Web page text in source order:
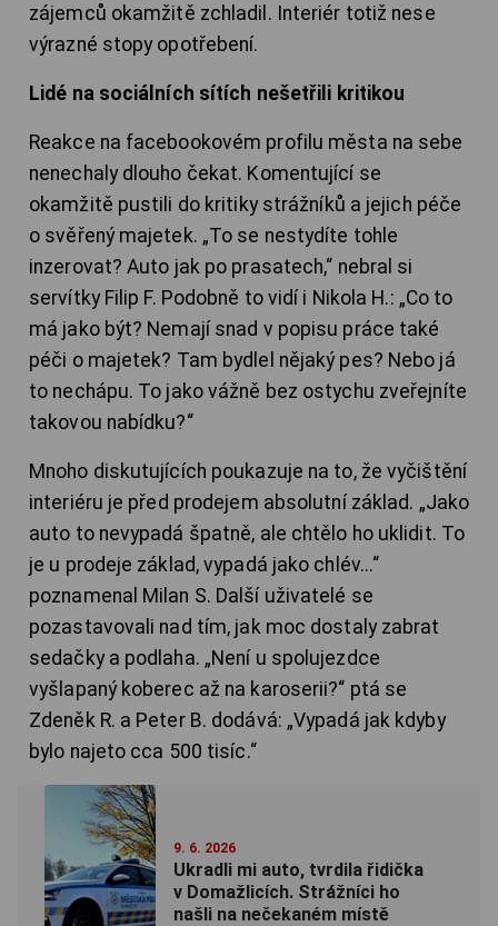
zájemců okamžitě zchladil. Interiér totiž nese
výrazné stopy opotřebení.
Lidé na sociálních sítích nešetřili kritikou
Reakce na facebookovém profilu města na sebe
nenechaly dlouho čekat. Komentující se
okamžitě pustili do kritiky strážníků a jejich péče
o svěřený majetek. „To se nestydíte tohle
inzerovat? Auto jak po prasatech,“ nebral si
servítky Filip F. Podobně to vidí i Nikola H.: „Co to
má jako být? Nemají snad v popisu práce také
péči o majetek? Tam bydlel nějaký pes? Nebo já
to nechápu. To jako vážně bez ostychu zveřejníte
takovou nabídku?“
Mnoho diskutujících poukazuje na to, že vyčištění
interiéru je před prodejem absolutní základ. „Jako
auto to nevypadá špatně, ale chtělo ho uklidit. To
je u prodeje základ, vypadá jako chlév...“
poznamenal Milan S. Další uživatelé se
pozastavovali nad tím, jak moc dostaly zabrat
sedačky a podlaha. „Není u spolujezdce
vyšlapaný koberec až na karoserii?“ ptá se
Zdeněk R. a Peter B. dodává: „Vypadá jak kdyby
bylo najeto cca 500 tisíc.“
9. 6. 2026
Ukradli mi auto, tvrdila řidička
v Domažlicích. Strážníci ho
našli na nečekaném místě